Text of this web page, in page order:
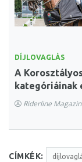
DÍJLOVAGLÁS
A
kategóriáinak
Riderline Magazin
CÍMKÉK: